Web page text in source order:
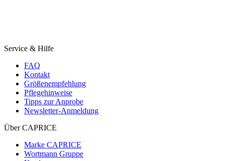
Service & Hilfe
FAQ
Kontakt
Größenempfehlung
Pflegehinweise
Tipps zur Anprobe
Newsletter-Anmeldung
Über CAPRICE
Marke CAPRICE
Wortmann Gruppe